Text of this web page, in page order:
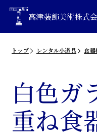
高津装飾美術株式
トップ レンタル小道具 食器
白色ガ
重ね食